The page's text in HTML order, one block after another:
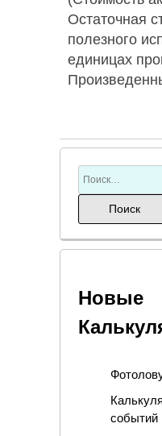
Остаточная
полезного
единицах
Новые
событий